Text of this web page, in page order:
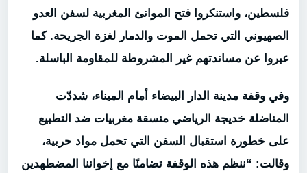
فلسطين، واستنكروا فتح الموانئ المغربية لسفن العدو
الصهيوني التي تحمل الموت والدمار لغزة الجريحة. كما
عبروا عن مساندتهم غير المشروطة للمقاومة الباسلة.
وفي وقفة مدينة الدار البيضاء أمام الميناء، شددّت
المناضلة خديجة الرياضي منسقة مغربيات ضد التطبيع
على خطورة استقبال السفن التي تحمل مواد حربية،
وقالت: “ننظم هذه الوقفة تضامنًا مع إخواننا المضطهدين